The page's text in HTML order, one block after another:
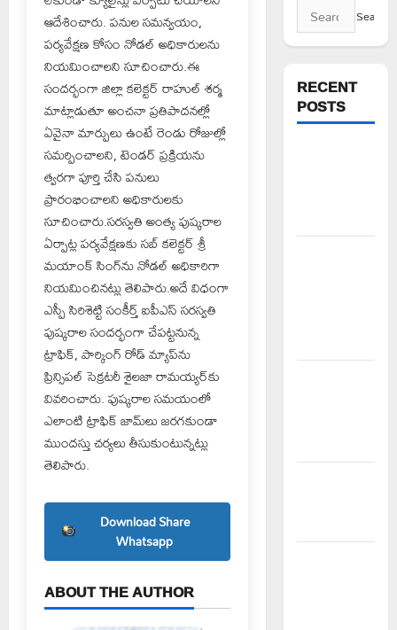
ఆదేశించారు. పనుల సమన్వయం,
పర్యవేక్షణ కోసం నోడల్ అధికారులను
నియమించాలని సూచించారు.ఈ
సందర్భంగా జిల్లా కలెక్టర్ రాహుల్ శర్మ
మాట్లాడుతూ అంచనా ప్రతిపాదనల్లో
ఏవైనా మార్పులు ఉంటే రెండు రోజుల్లో
సమర్పించాలని, టెండర్ ప్రక్రియను
త్వరగా పూర్తి చేసి పనులు
ప్రారంభించాలని అధికారులకు
సూచించారు.సరస్వతి అంత్య పుష్కరాల
ఏర్పాట్ల పర్యవేక్షణకు సబ్ కలెక్టర్ శ్రీ
మయాంక్ సింగ్‌ను నోడల్ అధికారిగా
నియమించినట్లు తెలిపారు.అదే విధంగా
ఎస్పీ సిరిశెట్టి సంకీర్త్ ఐపీఎస్ సరస్వతి
పుష్కరాల సందర్భంగా చేపట్టనున్న
ట్రాఫిక్, పార్కింగ్ రోడ్ మ్యాప్‌ను
ప్రిన్సిపల్ సెక్రటరీ శైలజా రామయ్యర్‌కు
వివరించారు. పుష్కరాల సమయంలో
ఎలాంటి ట్రాఫిక్ జామ్‌లు జరగకుండా
ముందస్తు చర్యలు తీసుకుంటున్నట్లు
తెలిపారు.
Download Share
Whatsapp
ABOUT THE AUTHOR
Search
for:
RECENT
POSTS